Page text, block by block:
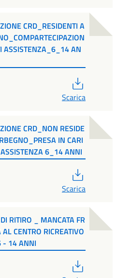
CRD_RESIDENTI A
ASSISTENZA_6_14 AN
Scarica
CRD_NON RESIDE
IN CARI
6_14 ANNI
Scarica
RITIRO _ MANCATA FR
CENTRO RICREATIVO
- 14 ANNI